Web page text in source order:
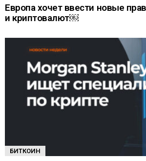
Европа хочет ввести новые
и криптовалют￼
БИТКОИН